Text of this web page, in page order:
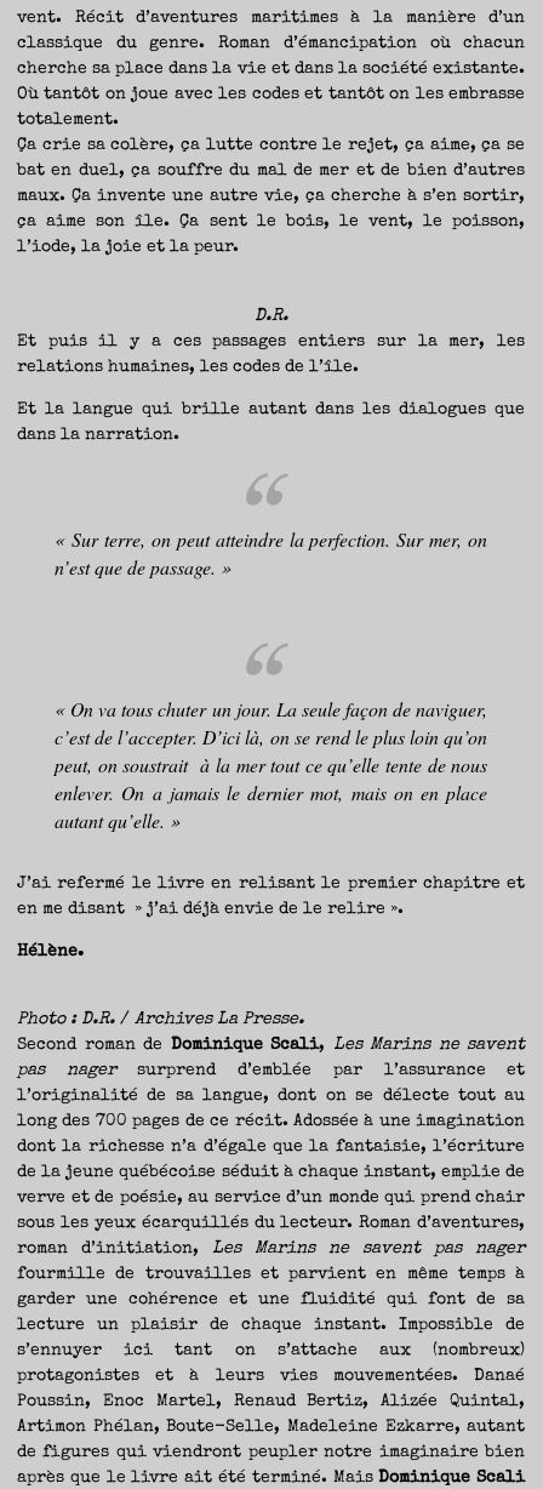
D’AUTRES
HORIZONS.
SE
À
L’EAU
OU
SE
EN
ET
VOIR
CE
QUI
AIRE(S)
LIBRE(S),
ÇA
COMMENCE
ICI.
vent. Récit d’aventures maritimes à la manière d’un
classique du genre. Roman d’émancipation où chacun
cherche sa place dans la vie et dans la société existante.
Où tantôt on joue avec les codes et tantôt on les embrasse
totalement.
Ça crie sa colère, ça lutte contre le rejet, ça aime, ça se
bat en duel, ça souffre du mal de mer et de bien d’autres
maux. Ça invente une autre vie, ça cherche à s’en sortir,
ça aime son île. Ça sent le bois, le vent, le poisson,
l’iode, la joie et la peur.
D.R.
Et puis il y a ces passages entiers sur la mer, les
relations humaines, les codes de l’île.
Et la langue qui brille autant dans les dialogues que
dans la narration.
« Sur terre, on peut atteindre la perfection. Sur mer, on
n’est que de passage. »
« On va tous chuter un jour. La seule façon de naviguer,
c’est de l’accepter. D’ici là, on se rend le plus loin qu’on
peut, on soustrait à la mer tout ce qu’elle tente de nous
enlever. On a jamais le dernier mot, mais on en place
autant qu’elle. »
J’ai refermé le livre en relisant le premier chapitre et
en me disant » j’ai déjà envie de le relire ».
Hélène.
Photo : D.R. / Archives La Presse.
Second roman de Dominique Scali, Les Marins ne savent
pas nagersurprend d’emblée par l’assurance et
l’originalité de sa langue, dont on se délecte tout au
long des 700 pages de ce récit. Adossée à une imagination
dont la richesse n’a d’égale que la fantaisie, l’écriture
de la jeune québécoise séduit à chaque instant, emplie de
verve et de poésie, au service d’un monde qui prend chair
sous les yeux écarquillés du lecteur. Roman d’aventures,
roman d’initiation, Les Marins ne savent pas nager
fourmille de trouvailles et parvient en même temps à
garder une cohérence et une fluidité qui font de sa
lecture un plaisir de chaque instant. Impossible de
s’ennuyer ici tant on s’attache aux (nombreux)
protagonistes et à leurs vies mouvementées. Danaé
Poussin, Enoc Martel, Renaud Bertiz, Alizée Quintal,
Artimon Phélan, Boute-Selle, Madeleine Ezkarre, autant
de figures qui viendront peupler notre imaginaire bien
après que le livre ait été terminé. Mais Dominique Scali